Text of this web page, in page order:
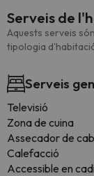
Serveis de
Aquests serveis
tipologia
Serveis
Televisió
Zona de cuina
Assecador de
Calefacció
Accessible en